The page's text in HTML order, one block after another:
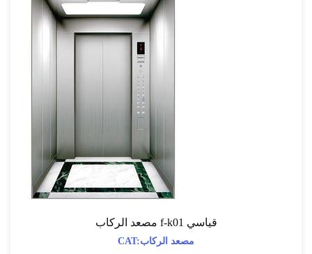
مصعد الركاب f-k01 قياسي
CAT:مصعد الركاب